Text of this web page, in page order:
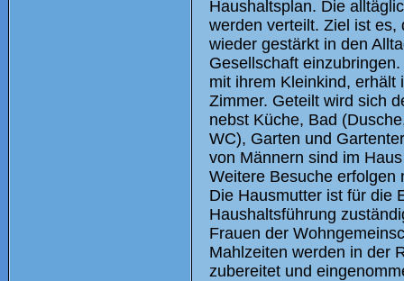
Haushaltsplan. Die
werden verteilt. Ziel ist es,
wieder gestärkt in den
Gesellschaft
mit ihrem Kleinkind, erhält
Zimmer. Geteilt wird sich
nebst Küche, Bad
WC), Garten und
von Männern sind im
Weitere Besuche erfolgen
Die Hausmutter ist für die
Haushaltsführung
Frauen der
Mahlzeiten werden in der
zubereitet und